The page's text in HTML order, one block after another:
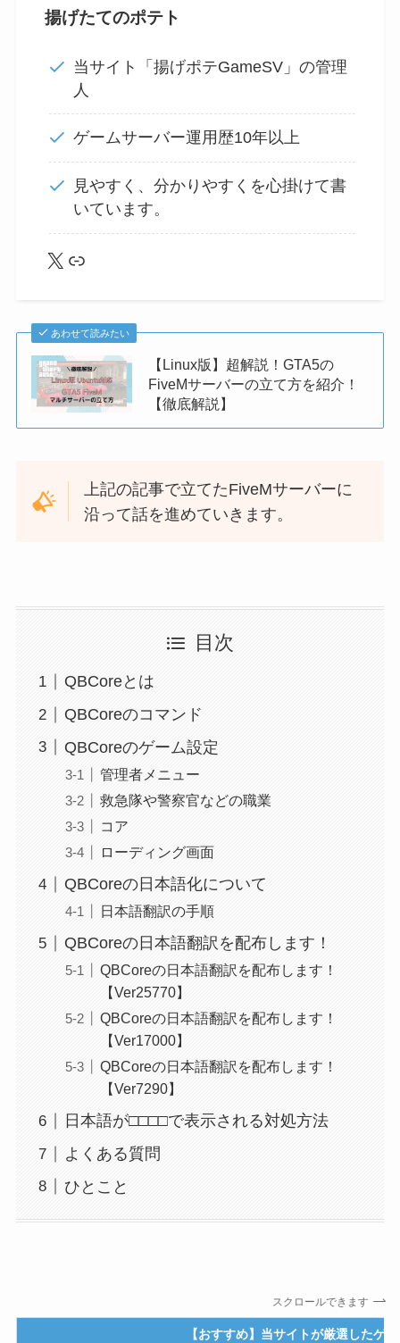
揚げたてのポテト
当サイト「揚げポテGameSV」の管理
人
ゲームサーバー運用歴10年以上
見やすく、分かりやすくを心掛けて書
いています。
X lit.link
あわせて読みたい
【Linux版】超解説！GTA5の
FiveMサーバーの立て方を紹介！
【徹底解説】
上記の記事で立てたFiveMサーバーに
沿って話を進めていきます。
目次
QBCoreとは
QBCoreのコマンド
QBCoreのゲーム設定
管理者メニュー
救急隊や警察官などの職業
コア
ローディング画面
QBCoreの日本語化について
日本語翻訳の手順
QBCoreの日本語翻訳を配布します！
QBCoreの日本語翻訳を配布します！
【Ver25770】
QBCoreの日本語翻訳を配布します！
【Ver17000】
QBCoreの日本語翻訳を配布します！
【Ver7290】
日本語が□□□□で表示される対処方法
よくある質問
ひとこと
スクロールできます
【おすすめ】当サイトが厳選したゲ